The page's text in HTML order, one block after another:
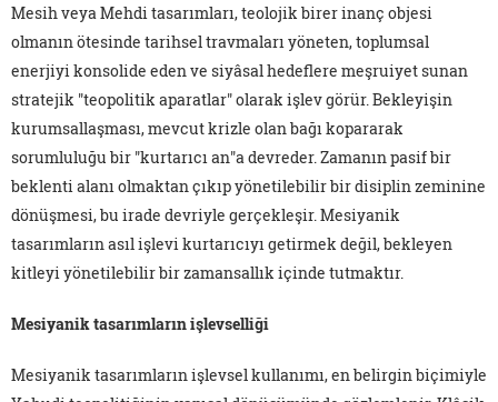
Mesih veya Mehdi tasarımları, teolojik birer inanç objesi
olmanın ötesinde tarihsel travmaları yöneten, toplumsal
enerjiyi konsolide eden ve siyâsal hedeflere meşruiyet sunan
stratejik "teopolitik aparatlar" olarak işlev görür. Bekleyişin
kurumsallaşması, mevcut krizle olan bağı kopararak
sorumluluğu bir "kurtarıcı an"a devreder. Zamanın pasif bir
beklenti alanı olmaktan çıkıp yönetilebilir bir disiplin zeminine
dönüşmesi, bu irade devriyle gerçekleşir. Mesiyanik
tasarımların asıl işlevi kurtarıcıyı getirmek değil, bekleyen
kitleyi yönetilebilir bir zamansallık içinde tutmaktır.
Mesiyanik tasarımların işlevselliği
Mesiyanik tasarımların işlevsel kullanımı, en belirgin biçimiyle